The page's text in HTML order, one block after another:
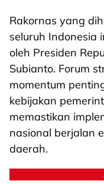
Rakornas yang
seluruh Indonesia
oleh Presiden
Subianto. Forum
momentum
kebijakan
memastikan
nasional berjalan
daerah.